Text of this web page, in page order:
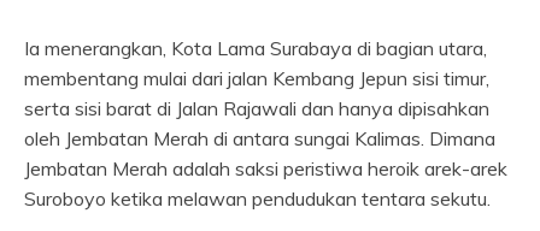
Ia menerangkan, Kota Lama Surabaya di bagian utara,
membentang mulai dari jalan Kembang Jepun sisi timur,
serta sisi barat di Jalan Rajawali dan hanya dipisahkan
oleh Jembatan Merah di antara sungai Kalimas. Dimana
Jembatan Merah adalah saksi peristiwa heroik arek-arek
Suroboyo ketika melawan pendudukan tentara sekutu.